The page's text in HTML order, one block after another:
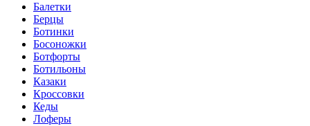
Балетки
Берцы
Ботинки
Босоножки
Ботфорты
Ботильоны
Казаки
Кроссовки
Кеды
Лоферы